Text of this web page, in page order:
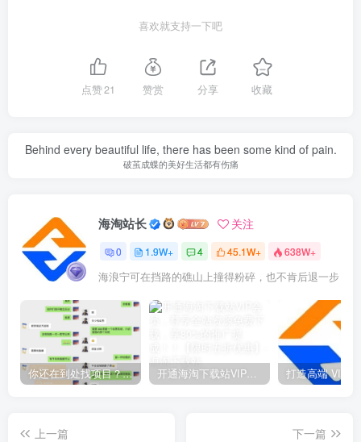
喜欢就支持一下吧
点赞21 赞赏 分享 收藏
Behind every beautiful life, there has been some kind of pain.
破茧成蝶的美好生活都有伤痛
海淘站长 关注
0 1.9W+ 4 45.1W+ 638W+
海浪宁可在挡路的礁山上撞得粉碎，也不肯后退一步
你还在到处找项目？还在当韭菜？我靠网创资源站一个月收入5万+，曾经我也是个失败者。 开通海淘下载站VIP会员，尊享全站资源免费下载，享80%的推广提成！！【限时五折优惠】
上一篇
下一篇